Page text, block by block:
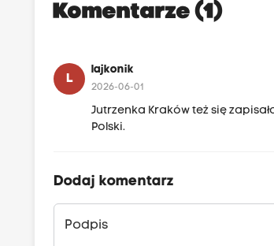
Komentarze (1)
L
lajkonik
2026-06-01
Jutrzenka Kraków też się
Polski.
Dodaj komentarz
Podpis